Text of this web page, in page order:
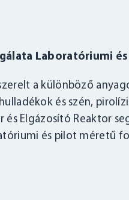
Laboratóriumi
a különböző
és szén,
és Elgázosító Reaktor
és pilot méretű